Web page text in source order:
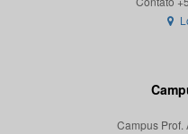
Campus Prof.